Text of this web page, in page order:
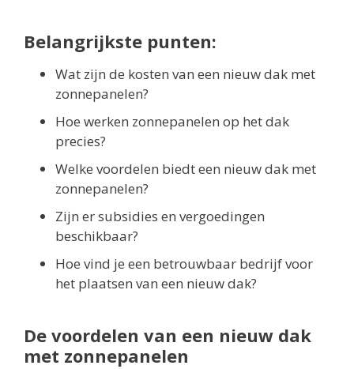
Belangrijkste punten:
Wat zijn de kosten van een nieuw dak met
zonnepanelen?
Hoe werken zonnepanelen op het dak
precies?
Welke voordelen biedt een nieuw dak met
zonnepanelen?
Zijn er subsidies en vergoedingen
beschikbaar?
Hoe vind je een betrouwbaar bedrijf voor
het plaatsen van een nieuw dak?
De voordelen van een nieuw dak
met zonnepanelen